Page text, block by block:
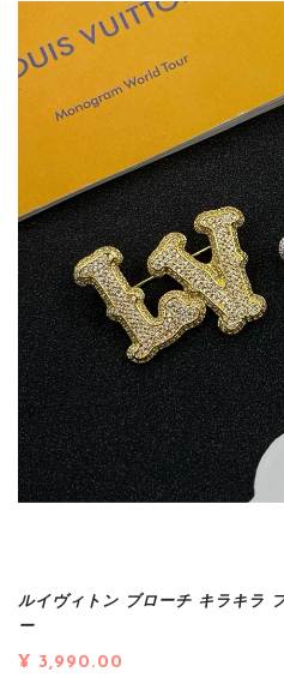
ルイヴィトン ブローチ キラキラ
ー
¥ 3,990.00